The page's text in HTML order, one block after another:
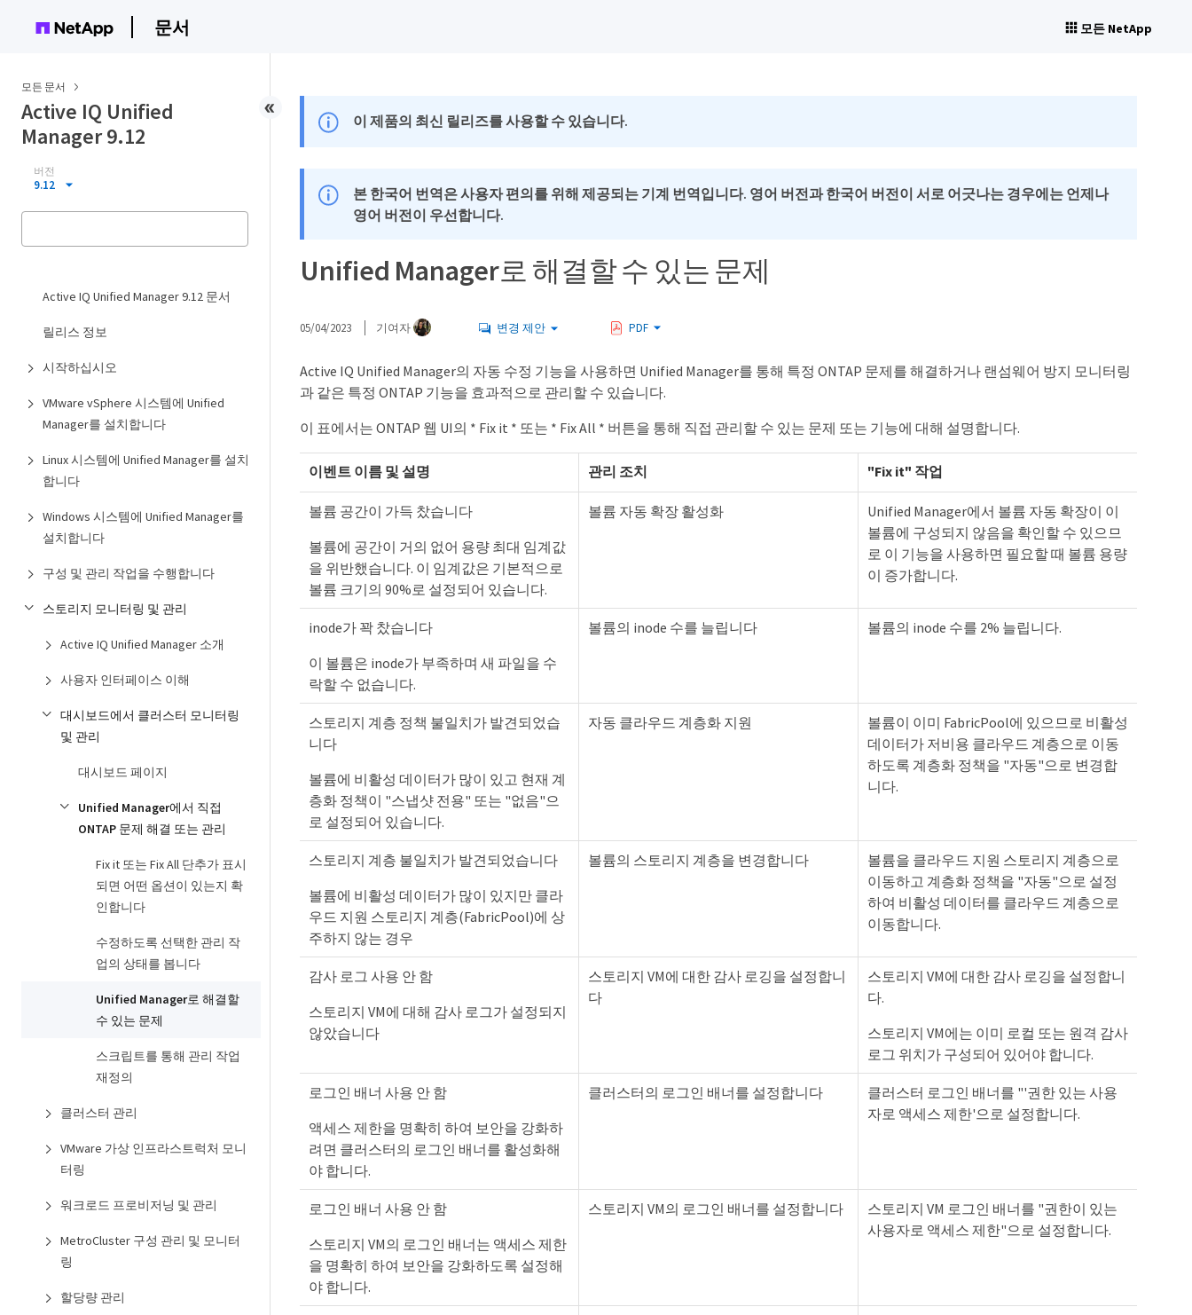
문서 모든 NetApp
모든 문서
Active IQ Unified
Manager 9.12
버전
9.12
Active IQ Unified Manager 9.12 문서
릴리스 정보
시작하십시오
VMware vSphere 시스템에 Unified
Manager를 설치합니다
Linux 시스템에 Unified Manager를 설치
합니다
Windows 시스템에 Unified Manager를
설치합니다
구성 및 관리 작업을 수행합니다
스토리지 모니터링 및 관리
Active IQ Unified Manager 소개
사용자 인터페이스 이해
대시보드에서 클러스터 모니터링
및 관리
대시보드 페이지
Unified Manager에서 직접
ONTAP 문제 해결 또는 관리
Fix it 또는 Fix All 단추가 표시
되면 어떤 옵션이 있는지 확
인합니다
수정하도록 선택한 관리 작
업의 상태를 봅니다
Unified Manager로 해결할
수 있는 문제
스크립트를 통해 관리 작업
재정의
클러스터 관리
VMware 가상 인프라스트럭처 모니
터링
워크로드 프로비저닝 및 관리
MetroCluster 구성 관리 및 모니터
링
할당량 관리
이 제품의 최신 릴리즈를 사용할 수 있습니다.
본 한국어 번역은 사용자 편의를 위해 제공되는 기계 번역입니다. 영어 버전과 한국어 버전이 서로 어긋나는 경우에는 언제나
영어 버전이 우선합니다.
Unified Manager로 해결할 수 있는 문제
05/04/2023 기여자 변경 제안 PDF
Active IQ Unified Manager의 자동 수정 기능을 사용하면 Unified Manager를 통해 특정 ONTAP 문제를 해결하거나 랜섬웨어 방지 모니터링
과 같은 특정 ONTAP 기능을 효과적으로 관리할 수 있습니다.
이 표에서는 ONTAP 웹 UI의 * Fix it * 또는 * Fix All * 버튼을 통해 직접 관리할 수 있는 문제 또는 기능에 대해 설명합니다.
이벤트 이름 및 설명 관리 조치 "Fix it" 작업
볼륨 공간이 가득 찼습니다
볼륨에 공간이 거의 없어 용량 최대 임계값
을 위반했습니다. 이 임계값은 기본적으로
볼륨 크기의 90%로 설정되어 있습니다.
볼륨 자동 확장 활성화
Unified Manager에서 볼륨 자동 확장이 이
볼륨에 구성되지 않음을 확인할 수 있으므
로 이 기능을 사용하면 필요할 때 볼륨 용량
이 증가합니다.
inode가 꽉 찼습니다
이 볼륨은 inode가 부족하며 새 파일을 수
락할 수 없습니다.
볼륨의 inode 수를 늘립니다 볼륨의 inode 수를 2% 늘립니다.
스토리지 계층 정책 불일치가 발견되었습
니다
볼륨에 비활성 데이터가 많이 있고 현재 계
층화 정책이 "스냅샷 전용" 또는 "없음"으
로 설정되어 있습니다.
자동 클라우드 계층화 지원
볼륨이 이미 FabricPool에 있으므로 비활성
데이터가 저비용 클라우드 계층으로 이동
하도록 계층화 정책을 "자동"으로 변경합
니다.
스토리지 계층 불일치가 발견되었습니다
볼륨에 비활성 데이터가 많이 있지만 클라
우드 지원 스토리지 계층(FabricPool)에 상
주하지 않는 경우
볼륨의 스토리지 계층을 변경합니다
볼륨을 클라우드 지원 스토리지 계층으로
이동하고 계층화 정책을 "자동"으로 설정
하여 비활성 데이터를 클라우드 계층으로
이동합니다.
감사 로그 사용 안 함
스토리지 VM에 대해 감사 로그가 설정되지
않았습니다
스토리지 VM에 대한 감사 로깅을 설정합니
다
스토리지 VM에 대한 감사 로깅을 설정합니
다.
스토리지 VM에는 이미 로컬 또는 원격 감사
로그 위치가 구성되어 있어야 합니다.
로그인 배너 사용 안 함
액세스 제한을 명확히 하여 보안을 강화하
려면 클러스터의 로그인 배너를 활성화해
야 합니다.
클러스터의 로그인 배너를 설정합니다
클러스터 로그인 배너를 "'권한 있는 사용
자로 액세스 제한'으로 설정합니다.
로그인 배너 사용 안 함
스토리지 VM의 로그인 배너는 액세스 제한
을 명확히 하여 보안을 강화하도록 설정해
야 합니다.
스토리지 VM의 로그인 배너를 설정합니다
스토리지 VM 로그인 배너를 "권한이 있는
사용자로 액세스 제한"으로 설정합니다.